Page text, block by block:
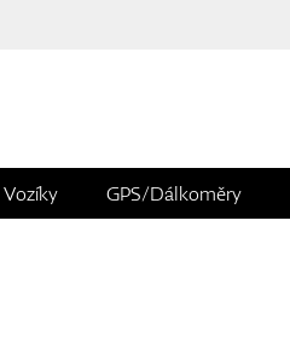
Vozíky GPS/Dálkoměry